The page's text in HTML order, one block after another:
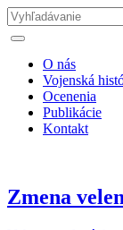
O nás
Vojenská
Ocenenia
Publikácie
Kontakt
Zmena